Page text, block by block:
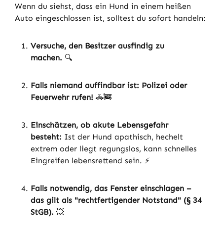
Wenn du siehst, dass ein Hund in einem heißen
Auto eingeschlossen ist, solltest du sofort handeln:
Versuche, den Besitzer ausfindig zu
machen. 🔍
Falls niemand auffindbar ist: Polizei oder
Feuerwehr rufen! 🚓🚒
Einschätzen, ob akute Lebensgefahr
besteht: Ist der Hund apathisch, hechelt
extrem oder liegt regungslos, kann schnelles
Eingreifen lebensrettend sein. ⚡
Falls notwendig, das Fenster einschlagen –
das gilt als "rechtfertigender Notstand" (§ 34
StGB). 💥